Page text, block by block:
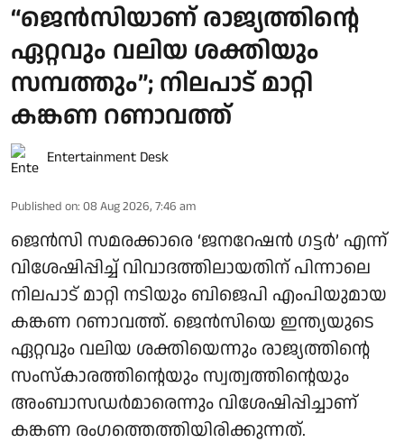
“ജെന്‍സിയാണ് രാജ്യത്തിന്റെ
ഏറ്റവും വലിയ ശക്തിയും
സമ്പത്തും”; നിലപാട് മാറ്റി
കങ്കണ റണാവത്ത്
Entertainment Desk
Published on: 08 Aug 2026, 7:46 am
ജെൻസി സമരക്കാരെ ‘ജനറേഷൻ ഗട്ടർ’ എന്ന്
വിശേഷിപ്പിച്ച് വിവാദത്തിലായതിന് പിന്നാലെ
നിലപാട് മാറ്റി നടിയും ബിജെപി എംപിയുമായ
കങ്കണ റണാവത്ത്. ജെൻസിയെ ഇന്ത്യയുടെ
ഏറ്റവും വലിയ ശക്തിയെന്നും രാജ്യത്തിന്റെ
സംസ്കാരത്തിന്റെയും സ്വത്വത്തിന്റെയും
അംബാസഡർമാരെന്നും വിശേഷിപ്പിച്ചാണ്
കങ്കണ രംഗത്തെത്തിയിരിക്കുന്നത്.